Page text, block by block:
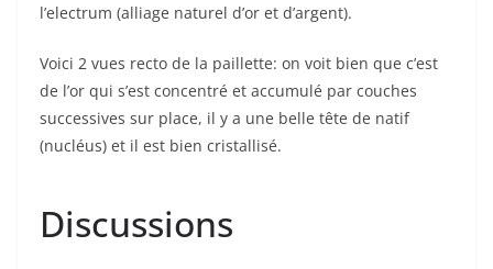
l’electrum (alliage naturel d’or et d’argent).
Voici 2 vues recto de la paillette: on voit bien que c’est
de l’or qui s’est concentré et accumulé par couches
successives sur place, il y a une belle tête de natif
(nucléus) et il est bien cristallisé.
Discussions